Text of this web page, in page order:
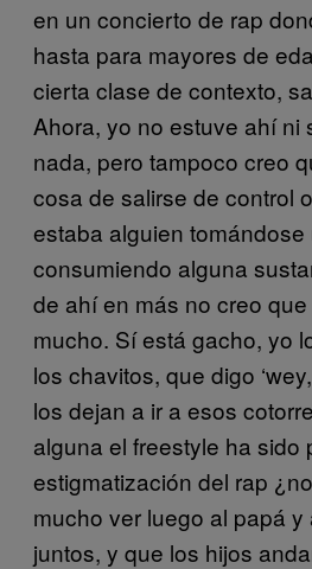
en un concierto de rap
hasta para mayores de
cierta clase de contexto,
Ahora, yo no estuve ahí ni
nada, pero tampoco creo
cosa de salirse de control
estaba alguien
consumiendo alguna
de ahí en más no creo
mucho. Sí está gacho, yo
los chavitos, que digo
los dejan a ir a esos
alguna el freestyle ha sido
estigmatización del rap
mucho ver luego al papá y
juntos, y que los hijos